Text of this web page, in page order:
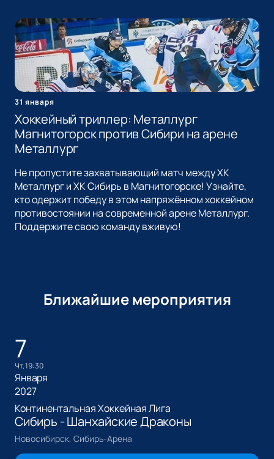
31 января
Хоккейный триллер: Металлург
Магнитогорск против Сибири на арене
Металлург
Не пропустите захватывающий матч между ХК
Металлург и ХК Сибирь в Магнитогорске! Узнайте,
кто одержит победу в этом напряжённом хоккейном
противостоянии на современной арене Металлург.
Поддержите свою команду вживую!
Ближайшие мероприятия
7
чт, 19:30
Января
2027
Континентальная Хоккейная Лига
Сибирь - Шанхайские Драконы
Новосибирск, Сибирь-Арена